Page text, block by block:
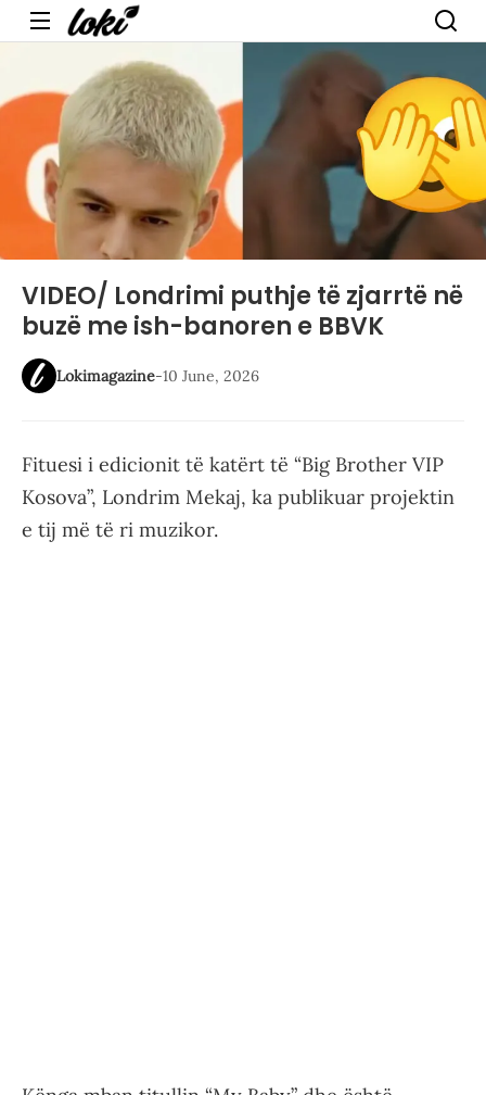
Menu
VIDEO/ Londrimi puthje të zjarrtë në
buzë me ish-banoren e BBVK
Lokimagazine-10 June, 2026
Fituesi i edicionit të katërt të “Big Brother VIP
Kosova”, Londrim Mekaj, ka publikuar projektin
e tij më të ri muzikor.